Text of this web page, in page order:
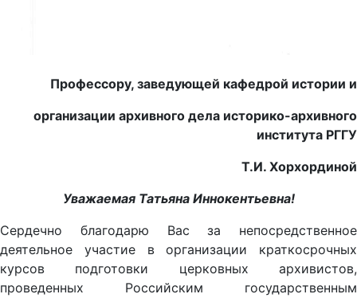
Профессору, заведующей кафедрой истории и
организации архивного дела историко-архивного
института РГГУ
Т.И. Хорхординой
Уважаемая Татьяна Иннокентьевна!
Сердечно благодарю Вас за непосредственное
деятельное участие в организации краткосрочных
курсов подготовки церковных архивистов,
проведенных Российским государственным